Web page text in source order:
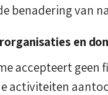
benadering van
en
accepteert
activiteiten